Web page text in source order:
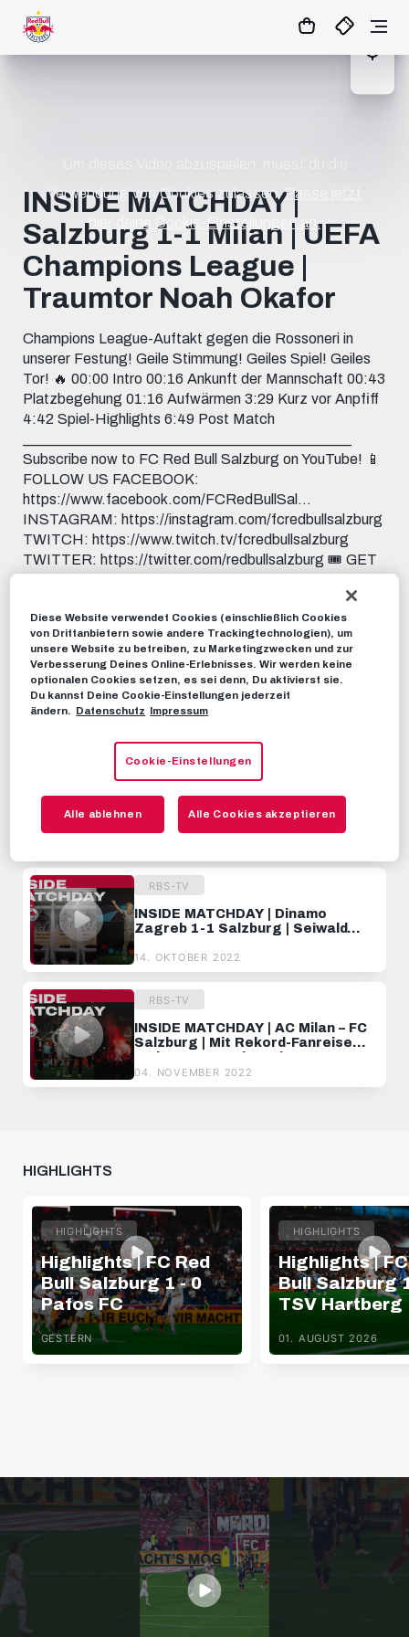
MATCHCENTER
Verwendung von Cookies zulassen.Passe jetzt
hier deine Cookie-Einstellungen an.
INSIDE MATCHDAY |
Salzburg 1-1 Milan | UEFA
Champions League |
Traumtor Noah Okafor
Champions League-Auftakt gegen die Rossoneri in
unserer Festung! Geile Stimmung! Geiles Spiel! Geiles
Tor! 🔥 00:00 Intro 00:16 Ankunft der Mannschaft 00:43
Platzbegehung 01:16 Aufwärmen 3:29 Kurz vor Anpfiff
4:42 Spiel-Highlights 6:49 Post Match
Subscribe now to FC Red Bull Salzburg on YouTube! 📱
FOLLOW US FACEBOOK:
https://www.facebook.com/FCRedBullSal...
INSTAGRAM: https://instagram.com/fcredbullsalzburg
TWITCH: https://www.twitch.tv/fcredbullsalzburg
TWITTER: https://twitter.com/redbullsalzburg 🎟️ GET
RBS-TV 09. SEPTEMBER 2022
Dieses Video teilen:
Tweet
INSIDE MATCHDAY | Chelsea 1-1
Salzburg | Okafor sichert uns
Punkt in London! | UEFA Champions
RBS-TV
INSIDE MATCHDAY | Dinamo
Zagreb 1-1 Salzburg | Seiwald
League
14. OKTOBER 2022
RBS-TV
INSIDE MATCHDAY | AC Milan – FC
Salzburg | Mit Rekord-Fanreise
endet unsere Champions League-
Saison
04. NOVEMBER 2022
HIGHLIGHTS
HIGHLIGHTS
Highlights | FC Red
Bull Salzburg 1 - 0
Pafos FC
GESTERN
HIGHLIGHTS
Highlights |
Bull Salzburg
TSV Hartberg
01. AUGUST 2026
Diese Website verwendet Cookies (einschließlich Cookies
von Drittanbietern sowie andere Trackingtechnologien), um
unsere Website zu betreiben, zu Marketingzwecken und zur
Verbesserung Deines Online-Erlebnisses. Wir werden keine
optionalen Cookies setzen, es sei denn, Du aktivierst sie.
Du kannst Deine Cookie-Einstellungen jederzeit
ändern. Datenschutz Impressum
Cookie-Einstellungen
Alle ablehnen Alle Cookies akzeptieren